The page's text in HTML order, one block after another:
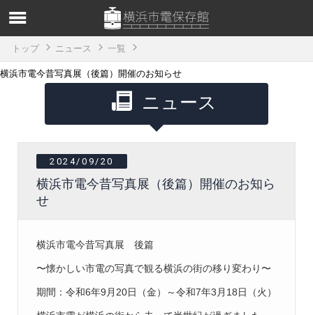
トップ ニュース 一覧
横浜市電今昔写真展（後篇）開催のお知らせ
ニュース
2024/09/20
横浜市電今昔写真展（後篇）開催のお知ら
せ
横浜市電今昔写真展 後篇
〜懐かしい市電の写真で観る横浜の街の移り変わり〜
期間：令和6年9 月 20日（金）～令和7年3 月 18日（火）